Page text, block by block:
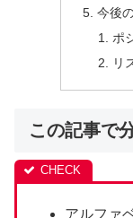
今後
ポ
リ
この記事で
アルファ